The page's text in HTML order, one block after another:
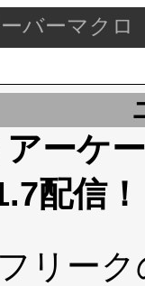
バーマクロ
アーケ
配信！
リー